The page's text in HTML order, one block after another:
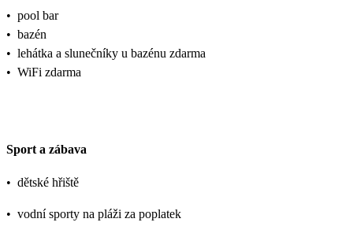
• pool bar
• bazén
• lehátka a slunečníky u bazénu zdarma
• WiFi zdarma
Sport a zábava
• dětské hřiště
• vodní sporty na pláži za poplatek